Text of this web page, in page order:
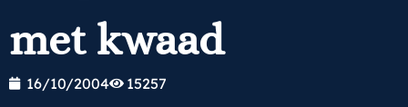
met kwaad
16/10/2004 15257